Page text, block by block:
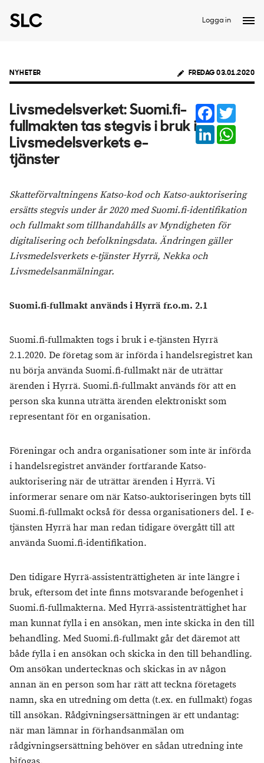
Logga in
NYHETER FREDAG 03.01.2020
Livsmedelsverket: Suomi.fi-
fullmakten tas stegvis i bruk i
Livsmedelsverkets e-
tjänster
Facebook
LinkedIn
Skatteförvaltningens Katso-kod och Katso-auktorisering
ersätts stegvis under år 2020 med Suomi.fi-identifikation
och fullmakt som tillhandahålls av Myndigheten för
digitalisering och befolkningsdata. Ändringen gäller
Livsmedelsverkets e-tjänster Hyrrä, Nekka och
Livsmedelsanmälningar.
Suomi.fi-fullmakt används i Hyrrä fr.o.m. 2.1
Suomi.fi-fullmakten togs i bruk i e-tjänsten Hyrrä
2.1.2020. De företag som är införda i handelsregistret kan
nu börja använda Suomi.fi-fullmakt när de uträttar
ärenden i Hyrrä. Suomi.fi-fullmakt används för att en
person ska kunna uträtta ärenden elektroniskt som
representant för en organisation.
Föreningar och andra organisationer som inte är införda
i handelsregistret använder fortfarande Katso-
auktorisering när de uträttar ärenden i Hyrrä. Vi
informerar senare om när Katso-auktoriseringen byts till
Suomi.fi-fullmakt också för dessa organisationers del. I e-
tjänsten Hyrrä har man redan tidigare övergått till att
använda Suomi.fi-identifikation.
Den tidigare Hyrrä-assistenträttigheten är inte längre i
bruk, eftersom det inte finns motsvarande befogenhet i
Suomi.fi-fullmakterna. Med Hyrrä-assistenträttighet har
man kunnat fylla i en ansökan, men inte skicka in den till
behandling. Med Suomi.fi-fullmakt går det däremot att
både fylla i en ansökan och skicka in den till behandling.
Om ansökan undertecknas och skickas in av någon
annan än en person som har rätt att teckna företagets
namn, ska en utredning om detta (t.ex. en fullmakt) fogas
till ansökan. Rådgivningsersättningen är ett undantag:
när man lämnar in förhandsanmälan om
rådgivningsersättning behöver en sådan utredning inte